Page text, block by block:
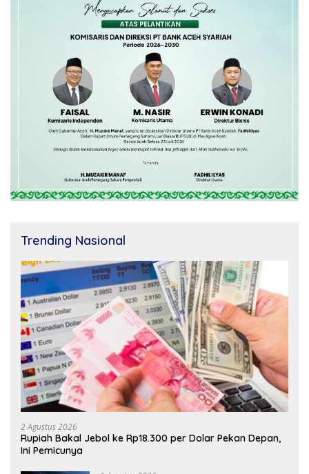
Trending Nasional
2 Agustus 2026
Rupiah Bakal Jebol ke Rp18.300 per Dolar Pekan Depan,
Ini Pemicunya